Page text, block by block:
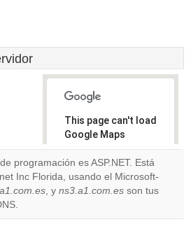
This page can't load
Google Maps
correctly.
Do you
own this
OK
programación es ASP.NET. Está
Inc Florida, usando el Microsoft-
, y ns3.a1.com.es son tus